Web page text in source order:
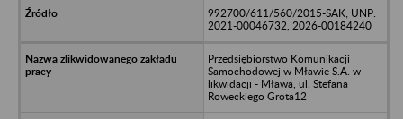
992700/611/560/2015-SAK; UNP:
2021-00046732, 2026-00184240
Przedsiębiorstwo Komunikacji
Samochodowej w Mławie S.A. w
likwidacji - Mława, ul. Stefana
Roweckiego Grota12